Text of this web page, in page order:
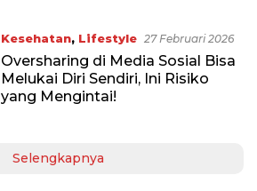
Kesehatan, Lifestyle 27 Februari 2026
Oversharing di Media Sosial Bisa
Melukai Diri Sendiri, Ini Risiko
yang Mengintai!
Selengkapnya